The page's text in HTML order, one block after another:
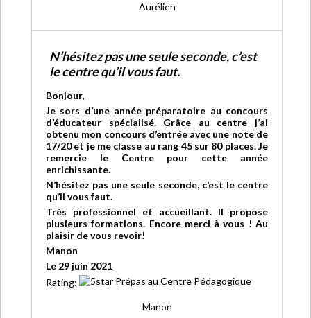
Aurélien
N’hésitez pas une seule seconde, c’est
le centre qu’il vous faut.
Bonjour,
Je sors d’une année préparatoire au concours
d’éducateur spécialisé. Grâce au centre j’ai
obtenu mon concours d’entrée avec une note de
17/20 et je me classe au rang 45 sur 80 places. Je
remercie le Centre pour cette année
enrichissante.
N’hésitez pas une seule seconde, c’est le centre
qu’il vous faut.
Très professionnel et accueillant. Il propose
plusieurs formations. Encore merci à vous ! Au
plaisir de vous revoir!
Manon
Le 29 juin 2021
Rating:
Manon